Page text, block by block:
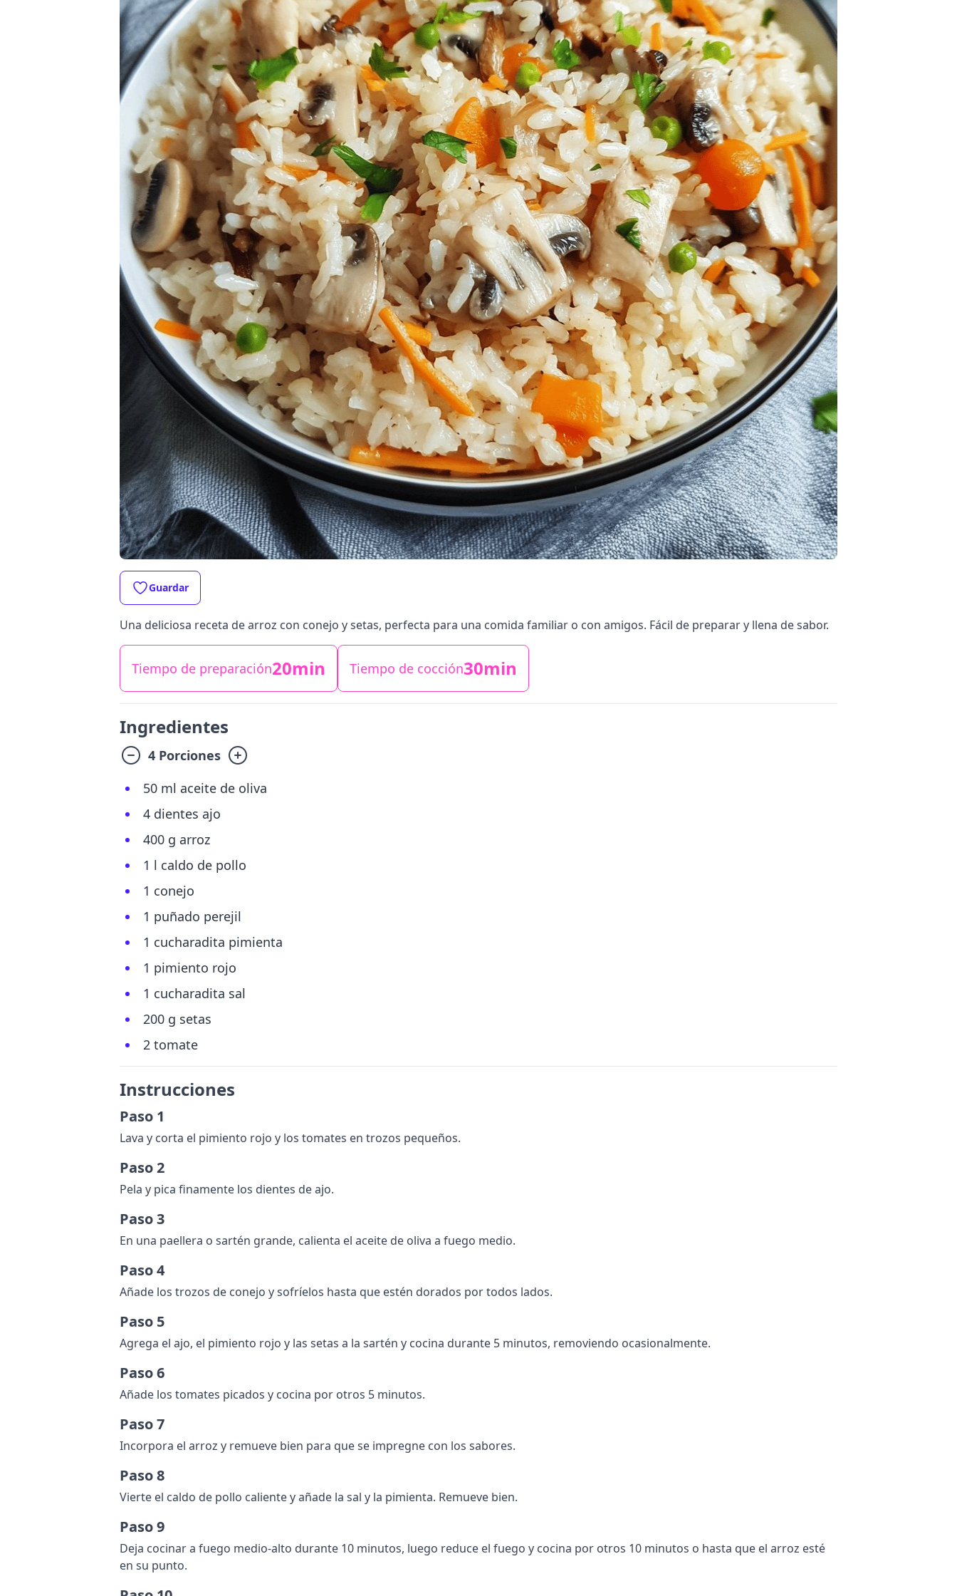
Guardar
Una deliciosa receta de arroz con conejo y setas, perfecta para una comida familiar o con amigos. Fácil de preparar y llena de sabor.
Tiempo de preparación20min Tiempo de cocción30min
Ingredientes
4 Porciones
50 ml aceite de oliva
4 dientes ajo
400 g arroz
1 l caldo de pollo
1 conejo
1 puñado perejil
1 cucharadita pimienta
1 pimiento rojo
1 cucharadita sal
200 g setas
2 tomate
Instrucciones
Paso 1
Lava y corta el pimiento rojo y los tomates en trozos pequeños.
Paso 2
Pela y pica finamente los dientes de ajo.
Paso 3
En una paellera o sartén grande, calienta el aceite de oliva a fuego medio.
Paso 4
Añade los trozos de conejo y sofríelos hasta que estén dorados por todos lados.
Paso 5
Agrega el ajo, el pimiento rojo y las setas a la sartén y cocina durante 5 minutos, removiendo ocasionalmente.
Paso 6
Añade los tomates picados y cocina por otros 5 minutos.
Paso 7
Incorpora el arroz y remueve bien para que se impregne con los sabores.
Paso 8
Vierte el caldo de pollo caliente y añade la sal y la pimienta. Remueve bien.
Paso 9
Deja cocinar a fuego medio-alto durante 10 minutos, luego reduce el fuego y cocina por otros 10 minutos o hasta que el arroz esté
en su punto.